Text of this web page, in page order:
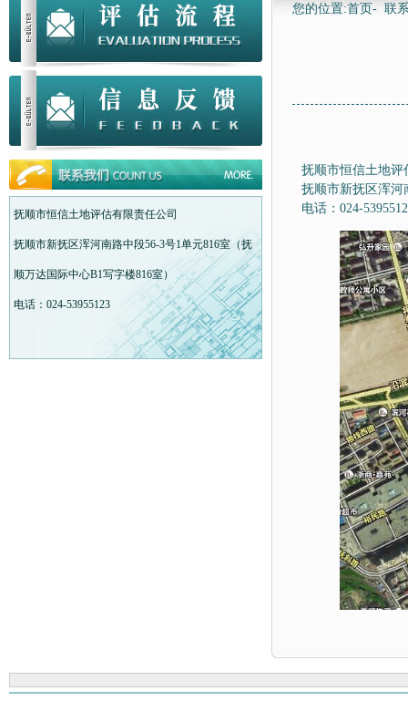
抚顺市恒信土地评估有限责任公司
抚顺市新抚区浑河南路中段56-3号1单元816室（抚
顺万达国际中心B1写字楼816室）
电话：024-53955123
您的位置:首页- 联
抚顺市恒信土地评
抚顺市新抚区浑河
电话：024-